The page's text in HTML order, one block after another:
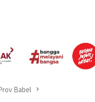
Babel